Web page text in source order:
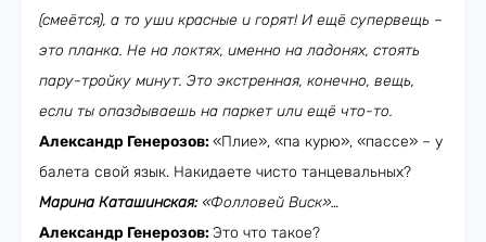
(смеётся), а то уши красные и горят! И ещё супервещь –
это планка. Не на локтях, именно на ладонях, стоять
пару-тройку минут. Это экстренная, конечно, вещь,
если ты опаздываешь на паркет или ещё что-то.
Александр Генерозов:«Плие», «па курю», «пассе» – у
балета свой язык. Накидаете чисто танцевальных?
Марина Каташинская: «Фолловей Виск»…
Александр Генерозов:Это что такое?